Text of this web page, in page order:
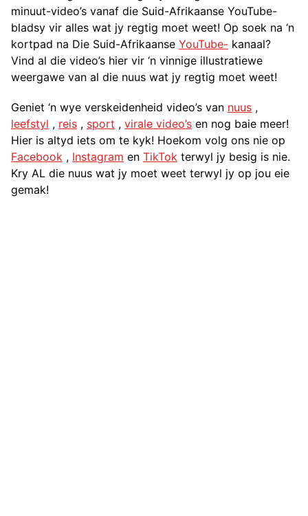
minuut-video’s vanaf die Suid-Afrikaanse YouTube-
bladsy vir alles wat jy regtig moet weet! Op soek na ‘n
kortpad na Die Suid-Afrikaanse YouTube- kanaal?
Vind al die video’s hier vir ‘n vinnige illustratiewe
weergawe van al die nuus wat jy regtig moet weet!
Geniet ‘n wye verskeidenheid video’s van nuus ,
leefstyl , reis , sport , virale video’s en nog baie meer!
Hier is altyd iets om te kyk! Hoekom volg ons nie op
Facebook , Instagram en TikTok terwyl jy besig is nie.
Kry AL die nuus wat jy moet weet terwyl jy op jou eie
gemak!